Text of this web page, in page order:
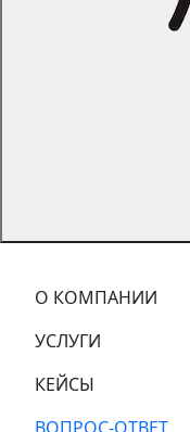
О КОМПАНИИ
УСЛУГИ
КЕЙСЫ